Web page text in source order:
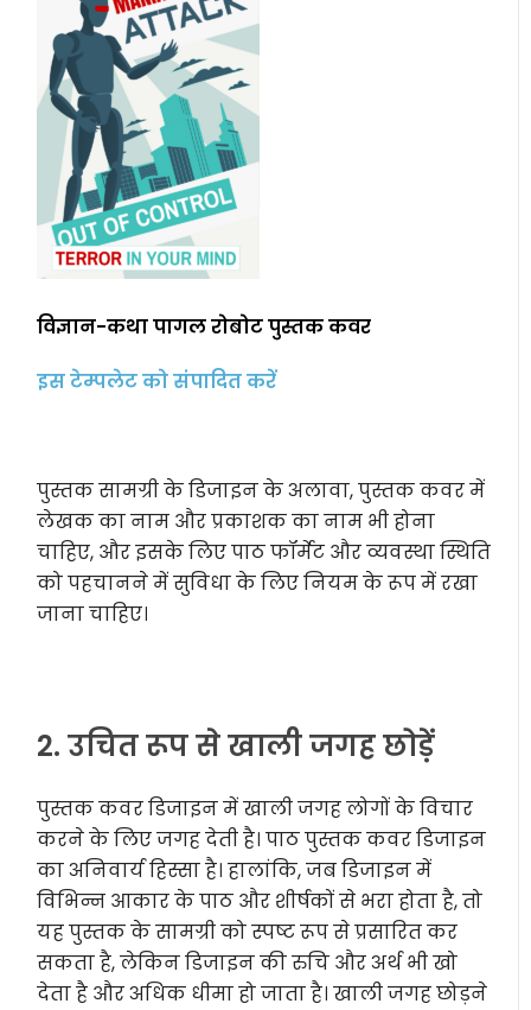
विज्ञान-कथा पागल रोबोट पुस्तक कवर
इस टेम्पलेट को संपादित करें
पुस्तक सामग्री के डिजाइन के अलावा, पुस्तक कवर में
लेखक का नाम और प्रकाशक का नाम भी होना
चाहिए, और इसके लिए पाठ फॉर्मेट और व्यवस्था स्थिति
को पहचानने में सुविधा के लिए नियम के रूप में रखा
जाना चाहिए।
2. उचित रूप से खाली जगह छोड़ें
पुस्तक कवर डिजाइन में खाली जगह लोगों के विचार
करने के लिए जगह देती है। पाठ पुस्तक कवर डिजाइन
का अनिवार्य हिस्सा है। हालांकि, जब डिजाइन में
विभिन्न आकार के पाठ और शीर्षकों से भरा होता है, तो
यह पुस्तक के सामग्री को स्पष्ट रूप से प्रसारित कर
सकता है, लेकिन डिजाइन की रुचि और अर्थ भी खो
देता है और अधिक धीमा हो जाता है। खाली जगह छोड़ने